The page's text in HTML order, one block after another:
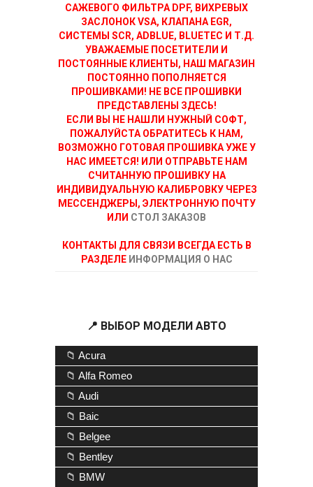
САЖЕВОГО ФИЛЬТРА DPF, ВИХРЕВЫХ
ЗАСЛОНОК VSA, КЛАПАНА EGR,
СИСТЕМЫ SCR, ADBLUE, BLUETEC И Т.Д.
УВАЖАЕМЫЕ ПОСЕТИТЕЛИ И
ПОСТОЯННЫЕ КЛИЕНТЫ, НАШ МАГАЗИН
ПОСТОЯННО ПОПОЛНЯЕТСЯ
ПРОШИВКАМИ! НЕ ВСЕ ПРОШИВКИ
ПРЕДСТАВЛЕНЫ ЗДЕСЬ!
ЕСЛИ ВЫ НЕ НАШЛИ НУЖНЫЙ СОФТ,
ПОЖАЛУЙСТА ОБРАТИТЕСЬ К НАМ,
ВОЗМОЖНО ГОТОВАЯ ПРОШИВКА УЖЕ У
НАС ИМЕЕТСЯ! ИЛИ ОТПРАВЬТЕ НАМ
СЧИТАННУЮ ПРОШИВКУ НА
ИНДИВИДУАЛЬНУЮ КАЛИБРОВКУ ЧЕРЕЗ
МЕССЕНДЖЕРЫ, ЭЛЕКТРОННУЮ ПОЧТУ
ИЛИ СТОЛ ЗАКАЗОВ
КОНТАКТЫ ДЛЯ СВЯЗИ ВСЕГДА ЕСТЬ В
РАЗДЕЛЕ ИНФОРМАЦИЯ О НАС
📍 ВЫБОР МОДЕЛИ АВТО
📁 Acura
📁 Alfa Romeo
📁 Audi
📁 Baic
📁 Belgee
📁 Bentley
📁 BMW